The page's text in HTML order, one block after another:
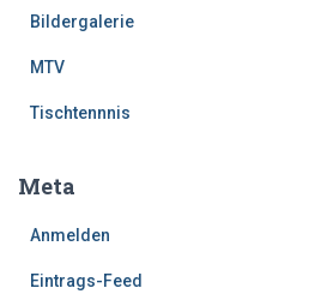
Bildergalerie
MTV
Tischtennnis
Meta
Anmelden
Eintrags-Feed